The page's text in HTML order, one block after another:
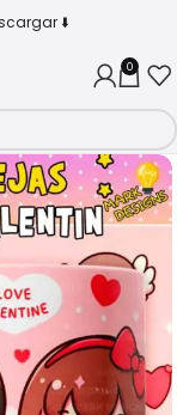
⬇️
0